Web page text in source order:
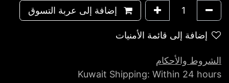
إضافة إلى عربة التسوق
إضافة إلى قائمة الأمنيات
الشروط والأحكام
Kuwait Shipping: Within 24 hours